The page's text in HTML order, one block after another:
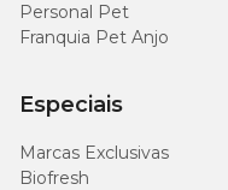
Personal Pet
Franquia Pet Anjo
Especiais
Marcas Exclusivas
Biofresh